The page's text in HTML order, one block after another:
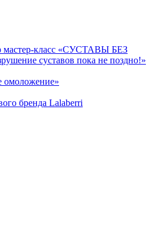
мастер-класс «СУСТАВЫ БЕЗ
суставов пока не поздно!»
бренда Lalaberri